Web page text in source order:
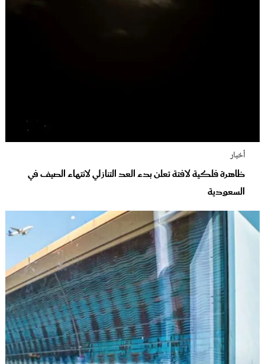
أخبار
ظاهرة فلكية لافتة تعلن بدء العد التنازلي لانتهاء الصيف في
السعودية